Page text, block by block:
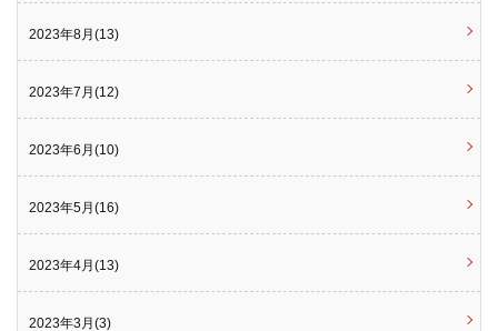
2023年8月(13)
2023年7月(12)
2023年6月(10)
2023年5月(16)
2023年4月(13)
2023年3月(3)